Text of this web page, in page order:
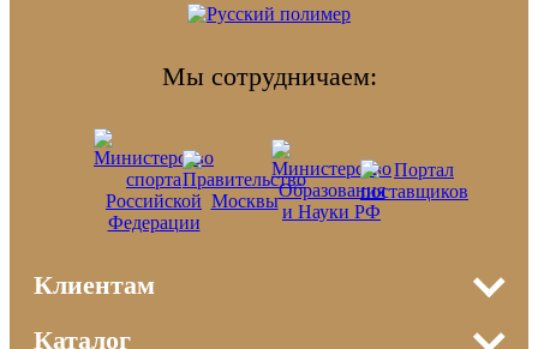
Мы сотрудничаем:
Клиентам
Сотрудничество
Каталог